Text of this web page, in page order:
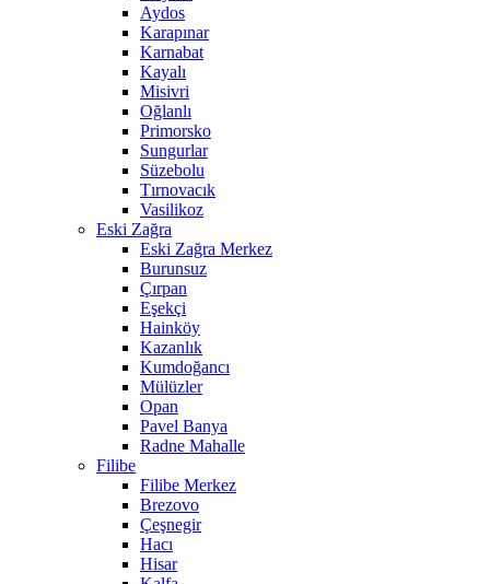
Aydos
Karapınar
Karnabat
Kayalı
Misivri
Oğlanlı
Primorsko
Sungurlar
Süzebolu
Tırnovacık
Vasilikoz
Eski Zağra
Eski Zağra Merkez
Burunsuz
Çırpan
Eşekçi
Hainköy
Kazanlık
Kumdoğancı
Mülüzler
Opan
Pavel Banya
Radne Mahalle
Filibe
Filibe Merkez
Brezovo
Çeşnegir
Hacı
Hisar